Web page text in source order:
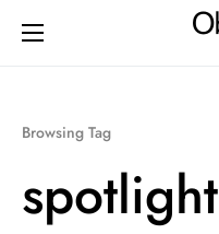
Browsing Tag
spotlight